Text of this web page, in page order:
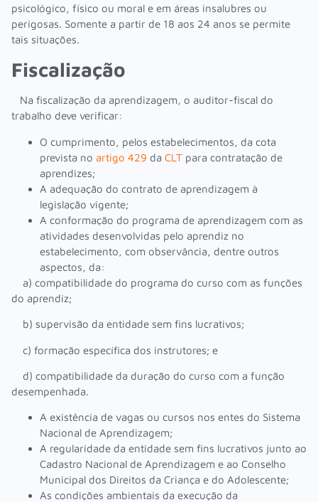
psicológico, físico ou moral e em áreas insalubres ou
perigosas. Somente a partir de 18 aos 24 anos se permite
tais situações.
Fiscalização
Na fiscalização da aprendizagem, o auditor-fiscal do
trabalho deve verificar:
O cumprimento, pelos estabelecimentos, da cota
prevista no artigo 429 da CLT para contratação de
aprendizes;
A adequação do contrato de aprendizagem à
legislação vigente;
A conformação do programa de aprendizagem com as
atividades desenvolvidas pelo aprendiz no
estabelecimento, com observância, dentre outros
aspectos, da:
a) compatibilidade do programa do curso com as funções
do aprendiz;
b) supervisão da entidade sem fins lucrativos;
c) formação específica dos instrutores; e
d) compatibilidade da duração do curso com a função
desempenhada.
A existência de vagas ou cursos nos entes do Sistema
Nacional de Aprendizagem;
A regularidade da entidade sem fins lucrativos junto ao
Cadastro Nacional de Aprendizagem e ao Conselho
Municipal dos Direitos da Criança e do Adolescente;
As condições ambientais da execução da